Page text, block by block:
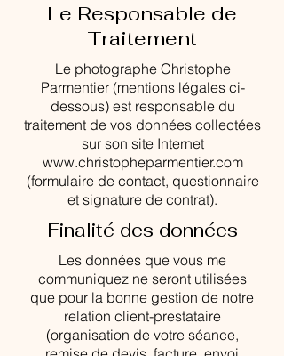
Le Responsable de
Traitement
Le photographe Christophe
Parmentier (mentions légales ci-
dessous) est responsable du
traitement de vos données collectées
sur son site Internet
www.christopheparmentier.com
(formulaire de contact, questionnaire
et signature de contrat).
Finalité des données
Les données que vous me
communiquez ne seront utilisées
que pour la bonne gestion de notre
relation client-prestataire
(organisation de votre séance,